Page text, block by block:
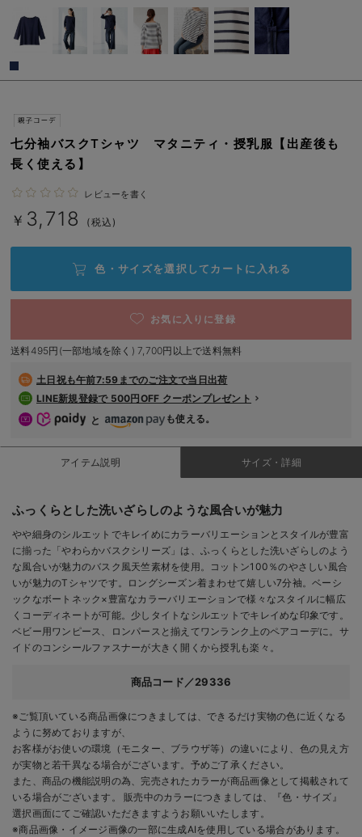
ハレの日に着るANGELIEBEのセレモニー
買って正解！高評価レビューアイテム
便利な育児家電
Gift Selection 出産祝い
入院準備の持ち物チェック
七分袖バスクTシャツ マタニティ・授乳服【出産後も
長く使える】
レビューを書く
￥ 3,718 (税込)
色・サイズを選択して カートに入れる
お気に入りに登録
送料495円(一部地域を除く) 7,700円以上で送料無料
土日祝も午前7:59までのご注文で当日出荷
LINE新規登録で 500円OFF クーポンプレゼント
と
も使える。
アイテム説明 サイズ・詳細
ふっくらとした洗いざらしのような風合いが魅力
やや細身のシルエットでキレイめにカラーバリエーションとスタイルが豊富
に揃った「やわらかバスクシリーズ」は、ふっくらとした洗いざらしのよう
な風合いが魅力のバスク風天竺素材を使用。コットン100％のやさしい風合
いが魅力のTシャツです。ロングシーズン着まわせて嬉しい7分袖。ベーシ
ックなボートネック×豊富なカラーバリエーションで様々なスタイルに幅広
くコーディネートが可能。少しタイトなシルエットでキレイめな印象です。
ベビー用ワンピース、ロンパースと揃えてワンランク上のペアコーデに。サ
イドのコンシールファスナーが大きく開くから授乳も楽々。
商品コード／29336
※ご覧頂いている商品画像につきましては、できるだけ実物の色に近くなる
ように努めておりますが、
お客様がお使いの環境（モニター、ブラウザ等）の違いにより、色の見え方
が実物と若干異なる場合がございます。予めご了承ください。
また、商品の機能説明の為、完売されたカラーが商品画像として掲載されて
いる場合がございます。 販売中のカラーにつきましては、『色・サイズ』
選択画面にてご確認いただきますようお願いいたします。
※商品画像・イメージ画像の一部に生成AIを使用している場合があります。